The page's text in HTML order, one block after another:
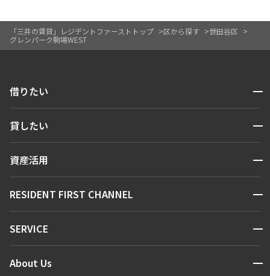
「三井の賃貸」レジデントファーストトップ 区から探す
世田谷区
グレンパーク駒場WEST
借りたい 開閉
人気エリアから探す
新着情報から探す
新着募集情報
貸したい 開閉
お問い合わせ
資産活用 開閉
お問い合わせ
RESIDENT FIRST CHANNEL 開閉
マンションレポート
住まいのコラム
SERVICE 開閉
会員ページ
About Us 開閉